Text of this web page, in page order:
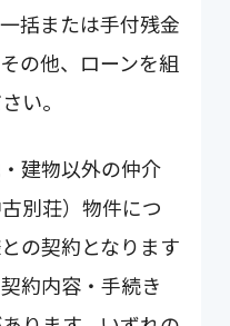
括または手付残金
の他、ローンを組
い。
建物以外の仲介
別荘）物件につ
の契約となります
約内容・手続き